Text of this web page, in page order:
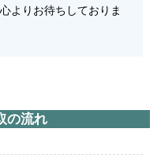
よりお待ちしておりま
の流れ